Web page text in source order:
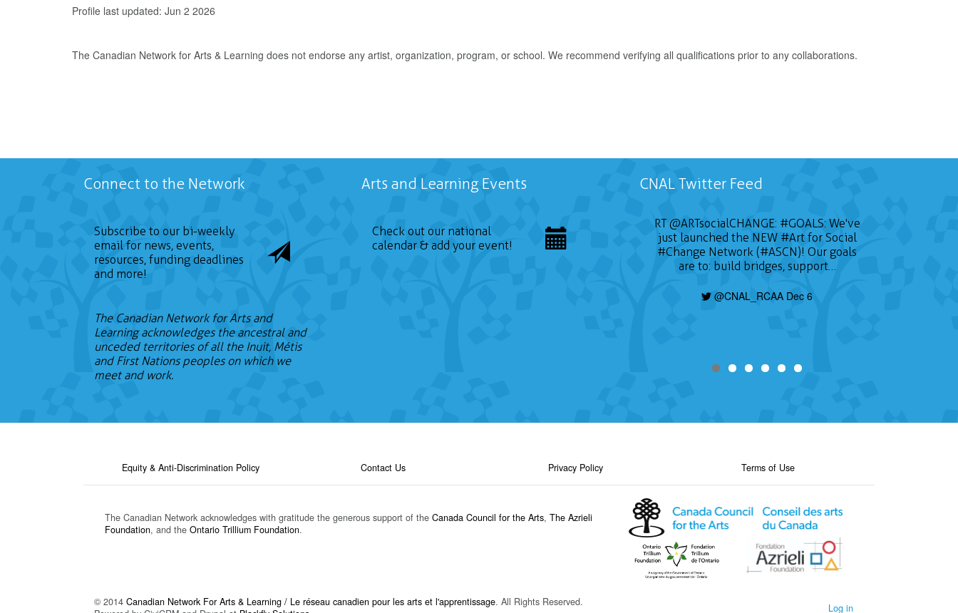
Profile last updated: Jun 2 2026
The Canadian Network for Arts & Learning does not endorse any artist, organization, program, or school. We recommend verifying all qualifications prior to any collaborations.
Connect to the Network
Subscribe to our bi-weekly
email for news, events,
resources, funding deadlines
and more!
The Canadian Network for Arts and
Learning acknowledges the ancestral and
unceded territories of all the Inuit, Métis
and First Nations peoples on which we
meet and work.
Arts and Learning Events
Check out our national
calendar & add your event!
CNAL Twitter Feed
RT@ARTsocialCHANGE: #GOALS: We've
just launched the NEW #Artfor Social
#Change Network (#ASCN)! Our goals
are to: build bridges, support…
@CNAL_RCAA Dec 6
Equity & Anti-Discrimination Policy Contact Us Privacy Policy Terms of Use
The Canadian Network acknowledges with gratitude the generous support of the Canada Council for the Arts, The Azrieli
Foundation, and the Ontario Trillium Foundation.
Log in
© 2014 Canadian Network For Arts & Learning / Le réseau canadien pour les arts et l'apprentissage. All Rights Reserved.